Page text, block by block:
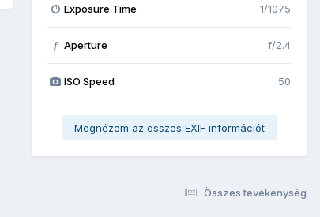
Exposure Time 1/1075
f Aperture f/2.4
ISO Speed 50
Megnézem az összes EXIF információt
Összes tevékenység